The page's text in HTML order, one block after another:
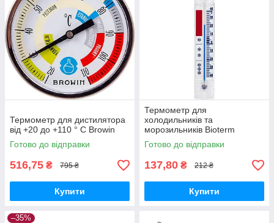
Термометр для дистилятора
від +20 до +110 ° C Browin
Готово до відправки
516,75 ₴ 795 ₴
Купити
Термометр для
холодильників та
морозильників Bioterm
Готово до відправки
137,80 ₴ 212 ₴
Купити
–35%